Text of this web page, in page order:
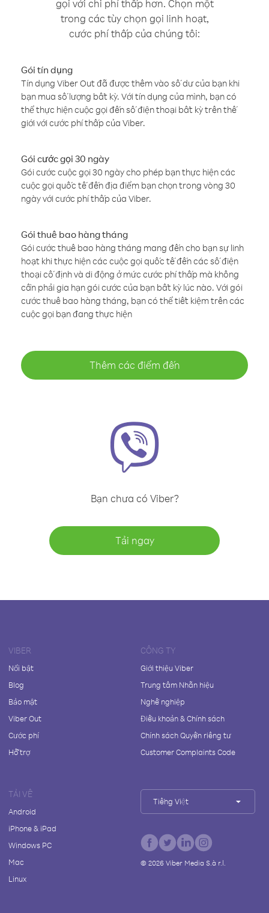
gọi với chi phí thấp hơn. Chọn một
trong các tùy chọn gọi linh hoạt,
cước phí thấp của chúng tôi:
Gói tín dụng
Tín dụng Viber Out đã được thêm vào số dư của bạn khi
bạn mua số lượng bất kỳ. Với tín dụng của mình, bạn có
thể thực hiện cuộc gọi đến số điện thoại bất kỳ trên thế
giới với cước phí thấp của Viber.
Gói cước gọi 30 ngày
Gói cước cuộc gọi 30 ngày cho phép bạn thực hiện các
cuộc gọi quốc tế đến địa điểm bạn chọn trong vòng 30
ngày với cước phí thấp của Viber.
Gói thuê bao hàng tháng
Gói cước thuê bao hàng tháng mang đến cho bạn sự linh
hoạt khi thực hiện các cuộc gọi quốc tế đến các số điện
thoại cố định và di động ở mức cước phí thấp mà không
cần phải gia hạn gói cước của bạn bất kỳ lúc nào. Với gói
cước thuê bao hàng tháng, bạn có thể tiết kiệm trên các
cuộc gọi bạn đang thực hiện
Thêm các điểm đến
Bạn chưa có Viber?
Tải ngay
VIBER
Nổi bật
Blog
Bảo mật
Viber Out
Cước phí
Hỗ trợ
CÔNG TY
Giới thiệu Viber
Trung tâm Nhãn hiệu
Nghề nghiệp
Điều khoản & Chính sách
Chính sách Quyền riêng tư
Customer Complaints Code
TẢI VỀ
Android
iPhone & iPad
Windows PC
Mac
Linux
Tiếng Việt
© 2026Viber Media S.à r.l.